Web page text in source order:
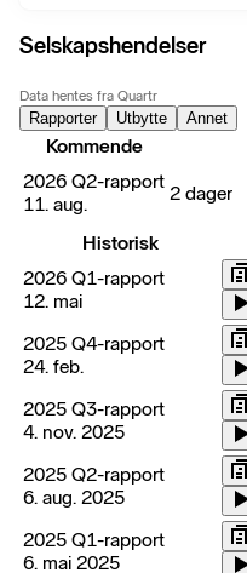
Selskapshendelser
Data hentes fra Quartr
Rapporter Utbytte Annet
Kommende
2026 Q2-rapport
11. aug.
2 dager
Historisk
2026 Q1-rapport
12. mai
2025 Q4-rapport
24. feb.
2025 Q3-rapport
4. nov. 2025
2025 Q2-rapport
6. aug. 2025
2025 Q1-rapport
6. mai 2025